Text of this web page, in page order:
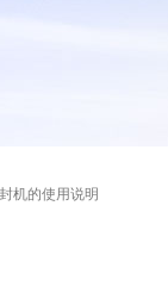
机的使用说明